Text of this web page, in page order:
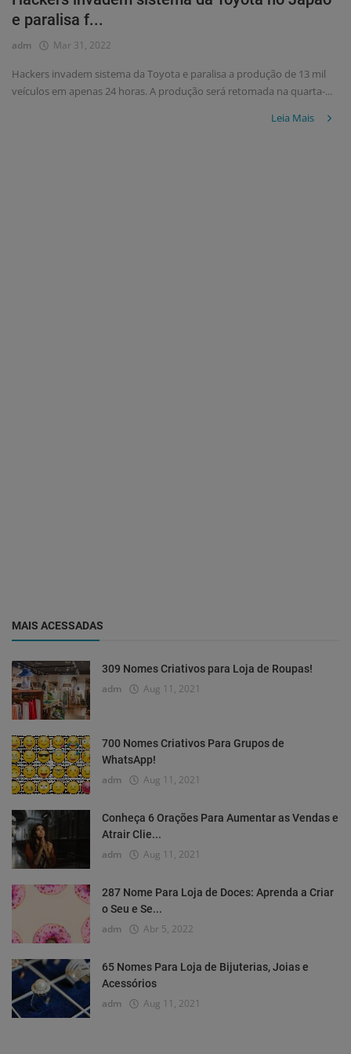
e paralisa f...
adm Mar 31, 2022
Hackers invadem sistema da Toyota e paralisa a produção de 13 mil
veículos em apenas 24 horas. A produção será retomada na quarta-...
Leia Mais
MAIS ACESSADAS
309 Nomes Criativos para Loja de Roupas!
adm Aug 11, 2021
700 Nomes Criativos Para Grupos de
WhatsApp!
adm Aug 11, 2021
Conheça 6 Orações Para Aumentar as Vendas e
Atrair Clie...
adm Aug 11, 2021
287 Nome Para Loja de Doces: Aprenda a Criar
o Seu e Se...
adm Abr 5, 2022
65 Nomes Para Loja de Bijuterias, Joias e
Acessórios
adm Aug 11, 2021